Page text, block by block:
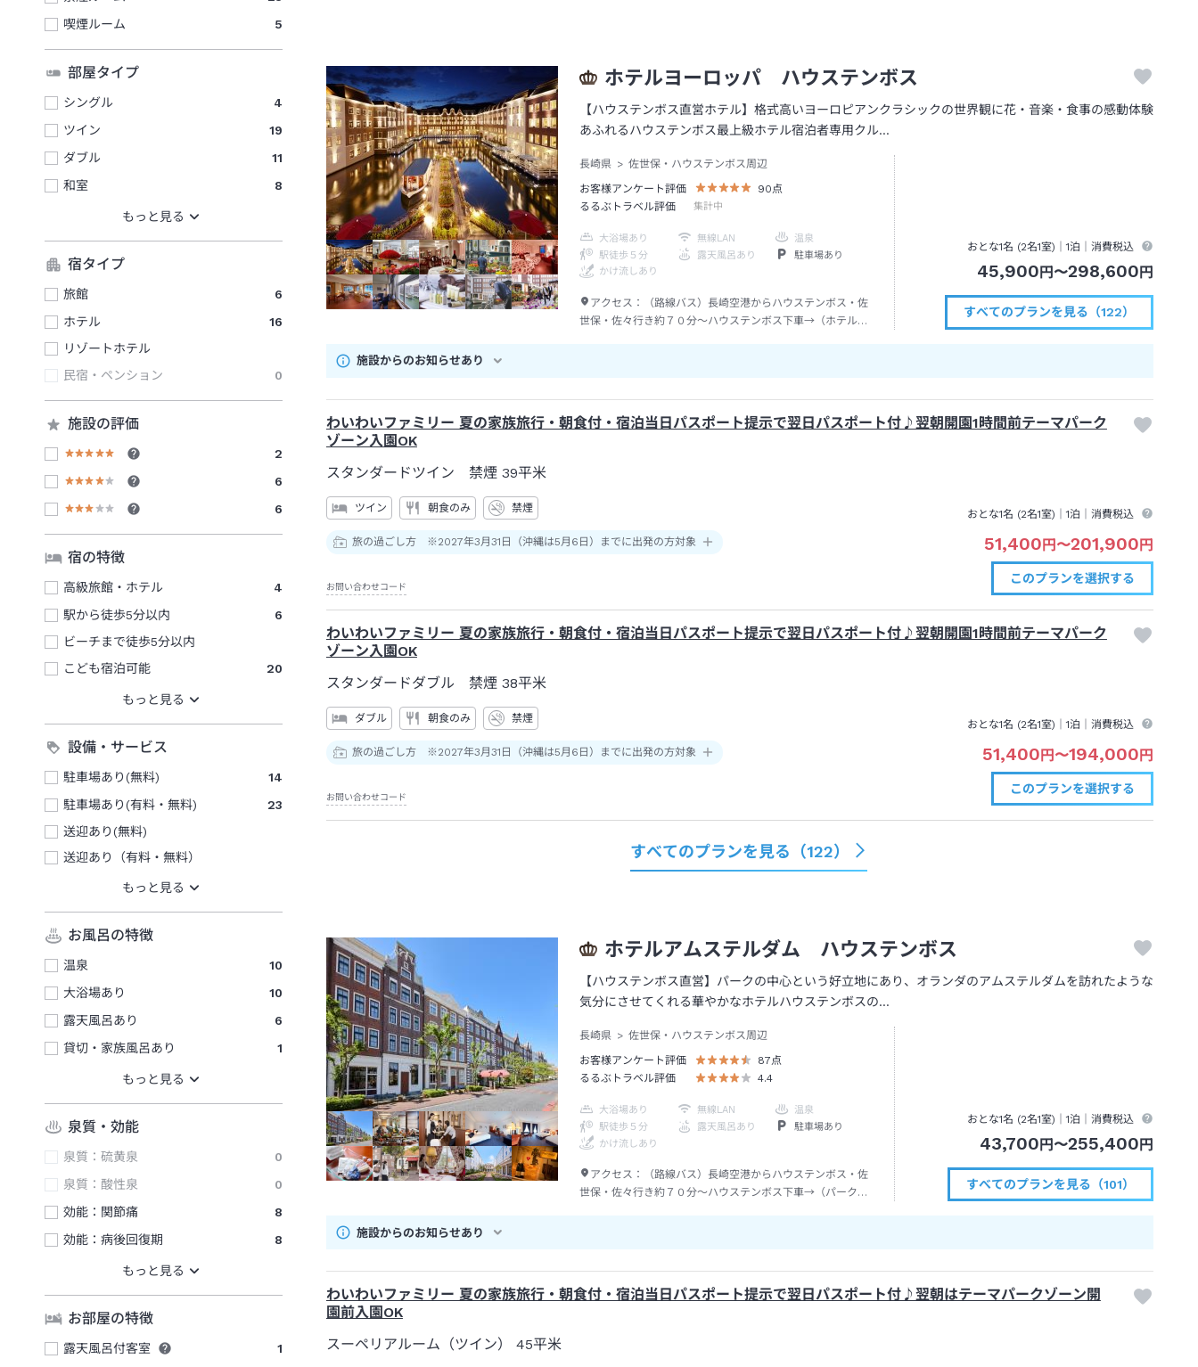
喫煙ルーム
5
部屋タイプ
シングル
4
ツイン
19
ダブル
11
和室
8
宿タイプ
旅館
6
ホテル
16
リゾートホテル
民宿・ペンション
0
施設の評価
2
6
6
宿の特徴
高級旅館・ホテル
4
駅から徒歩5分以内
6
ビーチまで徒歩5分以内
こども宿泊可能
20
設備・サービス
駐車場あり(無料)
14
駐車場あり(有料・無料)
23
送迎あり(無料)
送迎あり（有料・無料）
お風呂の特徴
温泉
10
大浴場あり
10
露天風呂あり
6
貸切・家族風呂あり
1
泉質・効能
泉質：硫黄泉
0
泉質：酸性泉
0
効能：関節痛
8
効能：病後回復期
8
お部屋の特徴
露天風呂付客室 1
ホテルヨーロッパ ハウステンボス
【ハウステンボス直営ホテル】格式高いヨーロピアンクラシックの世界観に花・音楽・食事の感動体験
あふれるハウステンボス最上級ホテル宿泊者専用クル…
長崎県
佐世保・ハウステンボス周辺
お客様アンケート評価
90 点
るるぶトラベル評価
集計中
大浴場あり 無線LAN
温泉
駅徒歩５分
露天風呂あり
駐車場あり
かけ流しあり
アクセス：
（路線バス）長崎空港からハウステンボス・佐
世保・佐々行き約７０分～ハウステンボス下車→（ホテルバ
おとな1名 (2名1室)｜1泊 ｜消費税込
45,900 円 〜298,600 円
すべてのプランを見る（122）
施設からのお知らせあり
わいわいファミリー 夏の家族旅行・朝食付・宿泊当日パスポート提示で翌日パスポート付♪翌朝開園1時間前テーマパーク
ゾーン入園OK
スタンダードツイン 禁煙 39平米
ツイン 朝食のみ 禁煙
旅の過ごし方 ※2027年3月31日（沖縄は5月6日）までに出発の方対象
おとな1名 (2名1室)｜1泊 ｜消費税込
51,400円〜201,900円
お問い合わせコード
このプランを選択する
わいわいファミリー 夏の家族旅行・朝食付・宿泊当日パスポート提示で翌日パスポート付♪翌朝開園1時間前テーマパーク
ゾーン入園OK
スタンダードダブル 禁煙 38平米
ダブル 朝食のみ 禁煙
旅の過ごし方 ※2027年3月31日（沖縄は5月6日）までに出発の方対象
おとな1名 (2名1室)｜1泊 ｜消費税込
51,400円〜194,000円
お問い合わせコード
このプランを選択する
すべてのプランを見る（122）
ホテルアムステルダム ハウステンボス
【ハウステンボス直営】パークの中心という好立地にあり、オランダのアムステルダムを訪れたような
気分にさせてくれる華やかなホテルハウステンボスの…
長崎県
佐世保・ハウステンボス周辺
お客様アンケート評価
87点
るるぶトラベル評価
4.4
大浴場あり 無線LAN
温泉
駅徒歩５分
露天風呂あり
駐車場あり
かけ流しあり
アクセス：
（路線バス）長崎空港からハウステンボス・佐
世保・佐々行き約７０分～ハウステンボス下車→（パークバ
おとな1名 (2名1室)｜1泊 ｜消費税込
43,700円〜255,400円
すべてのプランを見る（101）
施設からのお知らせあり
わいわいファミリー 夏の家族旅行・朝食付・宿泊当日パスポート提示で翌日パスポート付♪翌朝はテーマパークゾーン開
園前入園OK
スーペリアルーム（ツイン）
45平米